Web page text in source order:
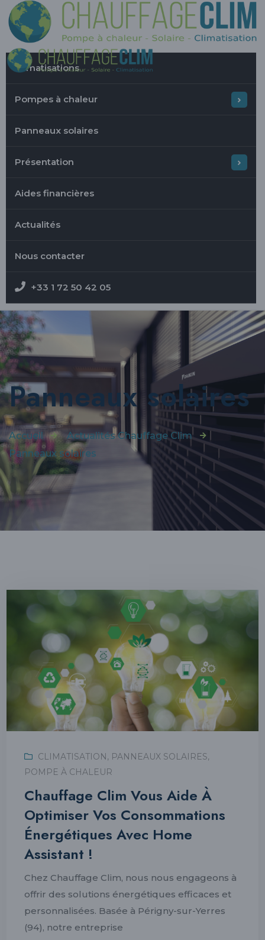
Climatisations
Pompes à chaleur
Panneaux solaires
Présentation
Aides financières
Actualités
Nous contacter
+33 1 72 50 42 05
Panneaux solaires
Accueil
Actualités Chauffage Clim
Panneaux solaires
CLIMATISATION, PANNEAUX SOLAIRES,
POMPE À CHALEUR
Chauffage Clim Vous Aide À
Optimiser Vos Consommations
Énergétiques Avec Home
Assistant !
Chez Chauffage Clim, nous nous engageons à
offrir des solutions énergétiques efficaces et
personnalisées. Basée à Périgny-sur-Yerres
(94), notre entreprise